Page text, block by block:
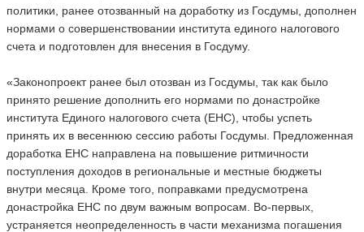
политики, ранее отозванный на доработку из Госдумы, дополнен
нормами о совершенствовании института единого налогового
счета и подготовлен для внесения в Госдуму.
«Законопроект ранее был отозван из Госдумы, так как было
принято решение дополнить его нормами по донастройке
института Единого налогового счета (ЕНС), чтобы успеть
принять их в весеннюю сессию работы Госдумы. Предложенная
доработка ЕНС направлена на повышение ритмичности
поступления доходов в региональные и местные бюджеты
внутри месяца. Кроме того, поправками предусмотрена
донастройка ЕНС по двум важным вопросам. Во-первых,
устраняется неопределенность в части механизма погашения